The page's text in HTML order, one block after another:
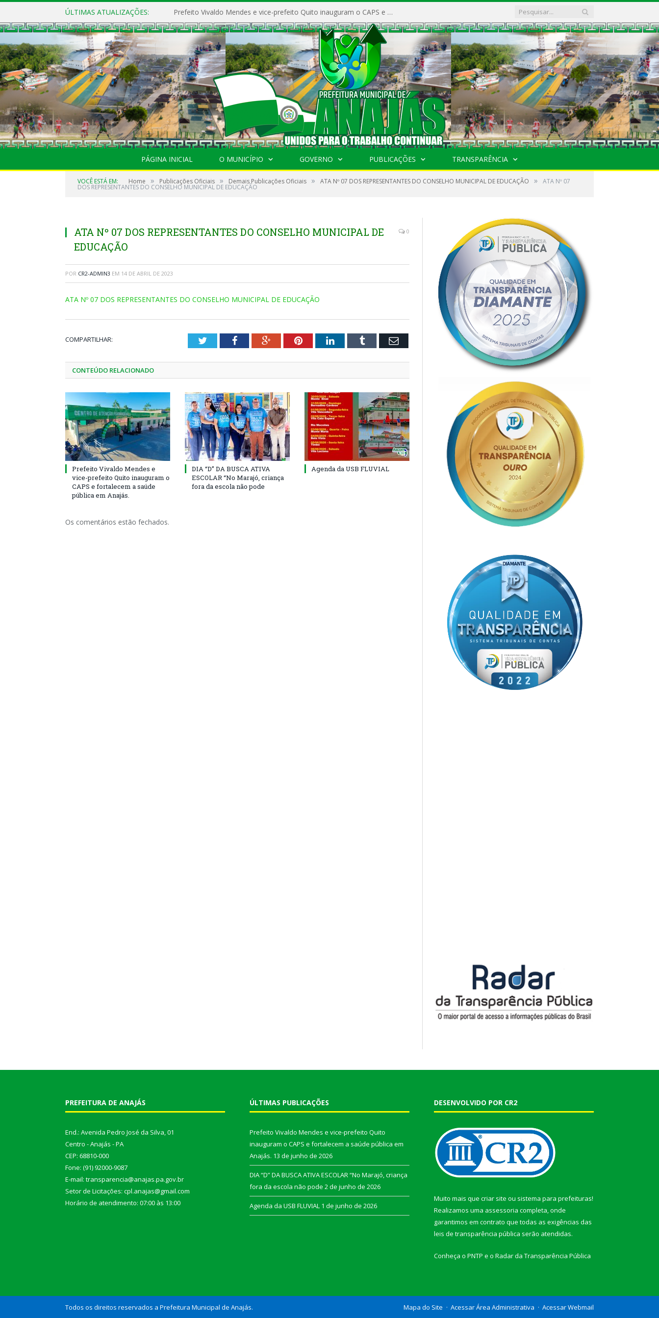
ÚLTIMAS ATUALIZAÇÕES: Prefeito Vivaldo Mendes e vice-prefeito Quito inauguram o CAPS e fortalecem a saúde pública em Anajás.
PÁGINA INICIAL O MUNICÍPIO GOVERNO PUBLICAÇÕES TRANSPARÊNCIA
VOCÊ ESTÁ EM: Home » Publicações Oficiais » Demais Publicações Oficiais » ATA Nº 07 DOS REPRESENTANTES DO CONSELHO MUNICIPAL DE EDUCAÇÃO » ATA Nº 07
DOS REPRESENTANTES DO CONSELHO MUNICIPAL DE EDUCAÇÃO
ATA Nº 07 DOS REPRESENTANTES DO CONSELHO MUNICIPAL DE
EDUCAÇÃO
0
POR CR2-ADMIN3 EM 14 DE ABRIL DE 2023
ATA Nº 07 DOS REPRESENTANTES DO CONSELHO MUNICIPAL DE EDUCAÇÃO
COMPARTILHAR: TwitterFacebookGoogle+PinterestLinkedInTumblr Email
CONTEÚDO RELACIONADO
Prefeito Vivaldo Mendes e
vice-prefeito Quito inauguram o
CAPS e fortalecem a saúde
pública em Anajás.
DIA “D” DA BUSCA ATIVA
ESCOLAR “No Marajó, criança
fora da escola não pode
Agenda da USB FLUVIAL
Os comentários estão fechados.
PREFEITURA DE ANAJÁS
End.: Avenida Pedro José da Silva, 01
Centro - Anajás - PA
CEP: 68810-000
Fone: (91) 92000-9087
E-mail: transparencia@anajas.pa.gov.br
Setor de Licitações: cpl.anajas@gmail.com
Horário de atendimento: 07:00 às 13:00
ÚLTIMAS PUBLICAÇÕES
Prefeito Vivaldo Mendes e vice-prefeito Quito
inauguram o CAPS e fortalecem a saúde pública em
Anajás. 13 de junho de 2026
DIA “D” DA BUSCA ATIVA ESCOLAR “No Marajó, criança
fora da escola não pode 2 de junho de 2026
Agenda da USB FLUVIAL 1 de junho de 2026
DESENVOLVIDO POR CR2
Muito mais que criar site ou sistema para prefeituras!
Realizamos uma assessoria completa, onde
garantimos em contrato que todas as exigências das
leis de transparência pública serão atendidas.
Conheça o PNTP e o Radar da Transparência Pública
Todos os direitos reservados a Prefeitura Municipal de Anajás. Mapa do Site Acessar Área Administrativa Acessar Webmail